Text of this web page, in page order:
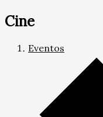
Cine
Eventos